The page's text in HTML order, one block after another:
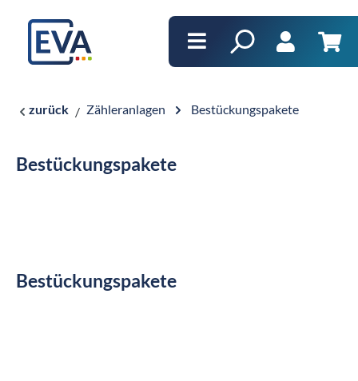
springen
zurück Zähleranlagen Bestückungspakete
Bestückungspakete
Bestückungspakete